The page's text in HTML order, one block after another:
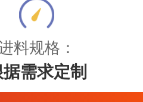
料规格：
需求定制